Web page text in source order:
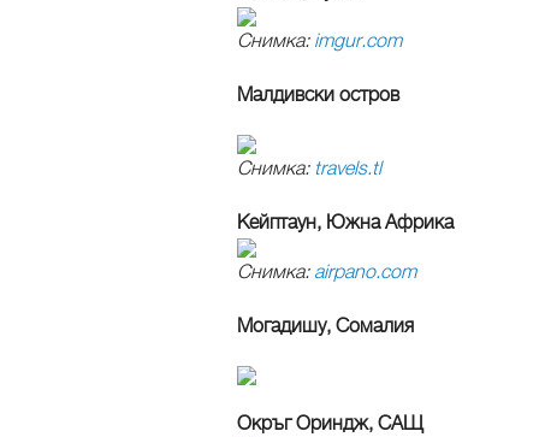
Снимка: imgur.com
Малдивски остров
Снимка: travels.tl
Кейптаун, Южна Африка
Снимка: airpano.com
Могадишу, Сомалия
Окръг Ориндж, САЩ